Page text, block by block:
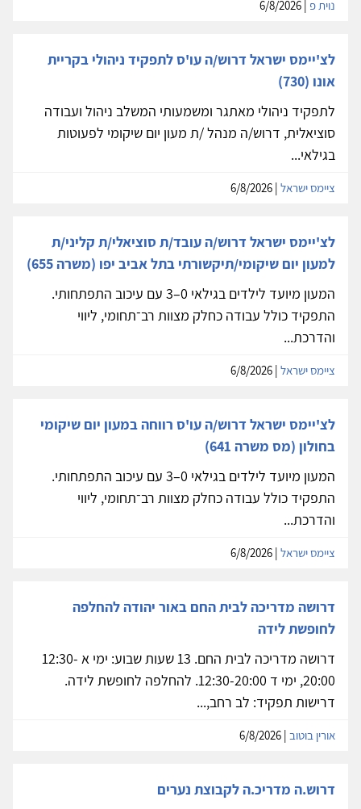
נוית פ
לצ'יימס ישראל דרוש/ה עו'ס לתפקיד ניהולי בקריית
אונו (730)
לתפקיד ניהולי מאתגר ומשמעותי המשלב ניהול ועבודה
סוציאלית, דרוש/ה מנהל /ת מעון יום שיקומי לפעוטות
בגילאי...
ציימס ישראל
לצ'יימס ישראל דרוש/ה עובד/ת סוציאלי/ת קליני/ת
למעון יום שיקומי/תיקשורתי בתל אביב יפו (משרה 655)
המעון מיועד לילדים בגילאי 0–3 עם עיכוב התפתחותי.
התפקיד כולל עבודה כחלק מצוות רב־תחומי, ליווי
והדרכת...
ציימס ישראל
לצ'יימס ישראל דרוש/ה עו'ס רווחה במעון יום שיקומי
בחולון (מס משרה 641)
המעון מיועד לילדים בגילאי 0–3 עם עיכוב התפתחותי.
התפקיד כולל עבודה כחלק מצוות רב־תחומי, ליווי
והדרכת...
ציימס ישראל
דרושה מדריכה לבית החם באור יהודה להחלפה
לחופשת לידה
דרושה מדריכה לבית החם. 13 שעות שבוע: ימי א 12:30-
20:00, ימי ד 12:30-20:00. להחלפה לחופשת לידה.
דרישות תפקיד: לב רחב,...
אורין בוטוב
דרוש.ה מדריכ.ה לקבוצת נערים